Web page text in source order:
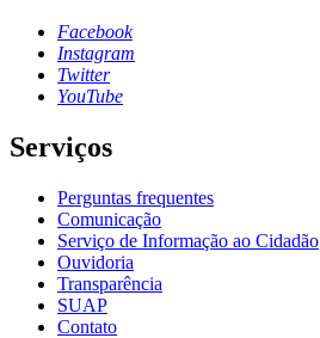
Facebook
Instagram
Twitter
YouTube
Serviços
Perguntas frequentes
Comunicação
Serviço de Informação ao Cidadão
Ouvidoria
Transparência
SUAP
Contato